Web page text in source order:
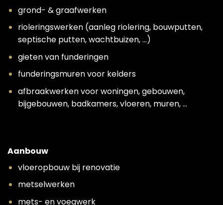
grond- & graafwerken
rioleringswerken (aanleg riolering, bouwputten,
septische putten, wachtbuizen, …)
gieten van funderingen
funderingsmuren voor kelders
afbraakwerken voor woningen, gebouwen,
bijgebouwen, badkamers, vloeren, muren, …
Aanbouw
vloeropbouw bij renovatie
metselwerken
mets- en voegwerk